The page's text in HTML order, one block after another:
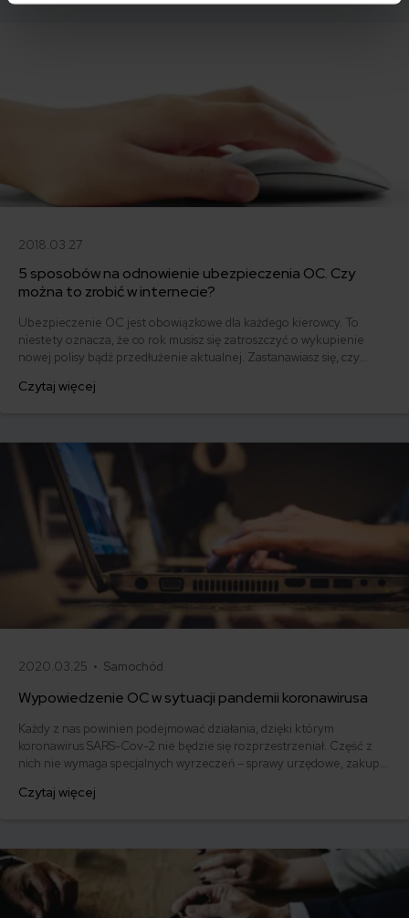
2018.03.27
5 sposobów na odnowienie ubezpieczenia OC. Czy
można to zrobić w internecie?
Ubezpieczenie OC jest obowiązkowe dla każdego kierowcy. To
niestety oznacza, że co rok musisz się zatroszczyć o wykupienie
nowej polisy bądź przedłużenie aktualnej. Zastanawiasz się, czy
dowiesz się, jak można przedłużyć polisę. Są na to 4 podstawowe
Czytaj więcej
2020.03.25 • Samochód
Wypowiedzenie OC w sytuacji pandemii koronawirusa
Każdy z nas powinien podejmować działania, dzięki którym
koronawirus SARS-Cov-2 nie będzie się rozprzestrzeniał. Część z
nich nie wymaga specjalnych wyrzeczeń – sprawy urzędowe, zakupy
bez wychodzenia z domu, czyli zdalnie.
Czytaj więcej